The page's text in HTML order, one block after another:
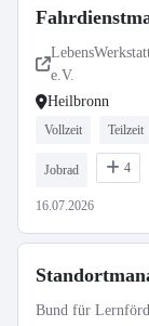
e.V.
Heilbronn
Vollzeit Teilzeit
Jobrad 4
16.07.2026
Bund für